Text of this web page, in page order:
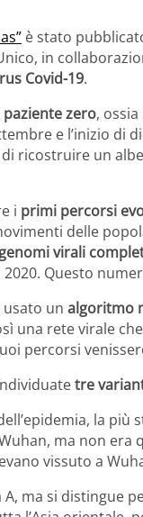
è stato
in
Covid-19.
paziente zero,
e l’inizio di
ricostruire un
i primi percorsi
delle
genomi virali
Questo
un algoritmo
una rete virale
percorsi
tre
la
ma non
vissuto a
A, ma si distingue